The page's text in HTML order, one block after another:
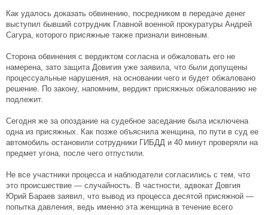
Как удалось доказать обвинению, посредником в передаче денег
выступил бывший сотрудник Главной военной прокуратуры Андрей
Сагура, которого присяжные также признали виновным.
Сторона обвинения с вердиктом согласна и обжаловать его не
намерена, зато защита Довигия уже заявила, что были допущены
процессуальные нарушения, на основании чего и будет обжаловано
решение. По закону, напомним, вердикт присяжных обжалованию не
подлежит.
Сегодня же за опоздание на судебное заседание была исключена
одна из присяжных. Как позже объяснила женщина, по пути в суд ее
автомобиль остановили сотрудники ГИБДД и 40 минут проверяли на
предмет угона, после чего отпустили.
Не все участники процесса и наблюдатели согласились с тем, что
это происшествие — случайность. В частности, адвокат Довгия
Юрий Бараев заявил, что вывод из процесса десятой присяжной —
попытка давления, ведь именно эта женщина в течение всего